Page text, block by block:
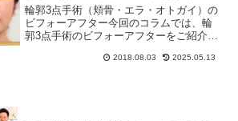
輪郭3点手術（頬骨・エラ・オトガイ）の
ビフォーアフター今回のコラムでは、輪
郭3点手術のビフォーアフターをご紹介し
（エラからオトガイ）が張っていること
2018.08.03 2025.05.13